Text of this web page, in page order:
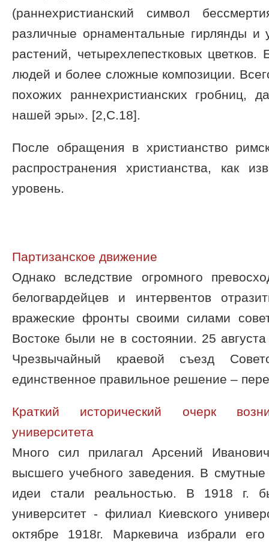
(раннехристианский символ
различные орнаментальные гирлянды и
растений, четырехлепестковых
людей и более сложные композиции.
похожих раннехристианских гробниц,
нашей эры». [2,С.18].
После обращения в христианство
распространения христианства, как
уровень.
Партизанское движение
Однако вследствие огромного
белогвардейцев и интервентов
вражеские фронты своими силами
Востоке были не в состоянии. 25
Чрезвычайный краевой съезд
единственное правильное решение –
Краткий исторический очерк
университета
Много сил прилагал Арсений
высшего учебного заведения. В
идеи стали реальностью. В 1918 г.
университет - филиал Киевского
октябре 1918г. Маркевича избрали